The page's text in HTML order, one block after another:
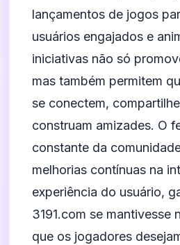
lançamentos de jogos
usuários engajados e
iniciativas não só
mas também permitem
se conectem,
construam amizades. O
constante da
melhorias contínuas na
experiência do usuário,
3191.com se mantivesse
que os jogadores